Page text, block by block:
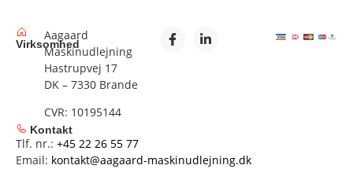
Virksomhed
Aagaard
Maskinudlejning
Hastrupvej 17
DK – 7330 Brande
CVR: 10195144
Kontakt
Tlf. nr.: +45 22 26 55 77
Email: kontakt@aagaard-maskinudlejning.dk